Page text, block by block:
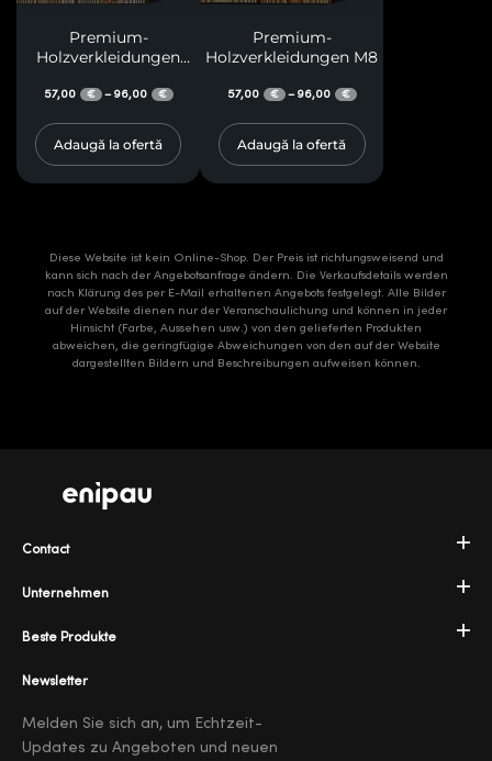
Premium-
Holzverkleidungen
57,00 € – 96,00 €
Adaugă la ofertă
Premium-
Holzverkleidungen M8
57,00 € – 96,00 €
Adaugă la ofertă
Diese Website ist kein Online-Shop. Der Preis ist richtungsweisend und
kann sich nach der Angebotsanfrage ändern. Die Verkaufsdetails werden
nach Klärung des per E-Mail erhaltenen Angebots festgelegt. Alle Bilder
auf der Website dienen nur der Veranschaulichung und können in jeder
Hinsicht (Farbe, Aussehen usw.) von den gelieferten Produkten
abweichen, die geringfügige Abweichungen von den auf der Website
dargestellten Bildern und Beschreibungen aufweisen können.
Unternehmen
Beste Produkte
Contact
Newsletter
Melden Sie sich an, um Echtzeit-
Updates zu Angeboten und neuen